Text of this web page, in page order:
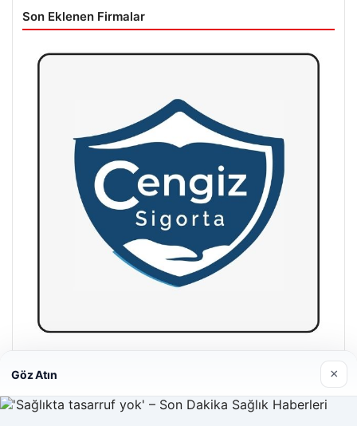
Son Eklenen Firmalar
Hastaş Beton
Göz Atın ×